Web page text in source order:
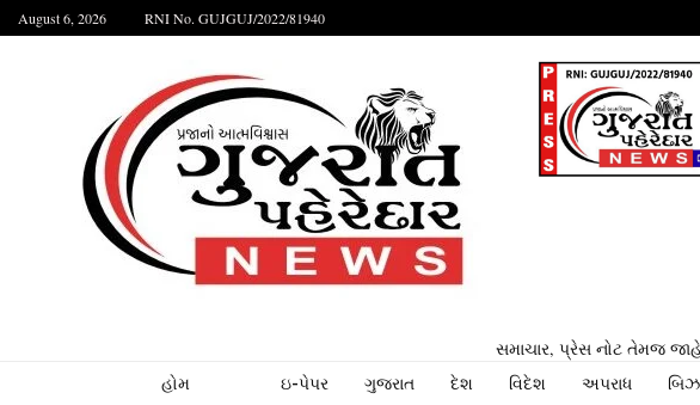
August 6, 2026 RNI No. GUJGUJ/2022/81940
સમાચાર, પ્રેસ નોટ તેમજ
હોમ ઇ-પેપર ગુજરાત દેશ વિદેશ અપરાધ